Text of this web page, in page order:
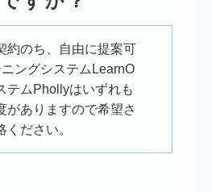
約のち、自由に提案可
ングシステムLearnO
テムPhollyはいずれも
がありますので希望さ
ください。